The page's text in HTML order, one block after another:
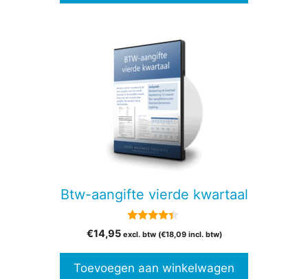
Btw-aangifte vierde kwartaal
van 5
€14,95 excl. btw (€18,09incl. btw)
Toevoegen aan winkelwagen